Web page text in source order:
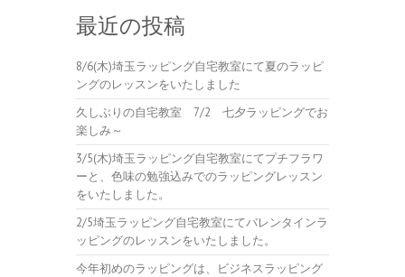
最近の投稿
8/6(木)埼玉ラッピング自宅教室にて夏のラッピ
ングのレッスンをいたしました
久しぶりの自宅教室 7/2 七夕ラッピングでお
楽しみ～
3/5(木)埼玉ラッピング自宅教室にてプチフラワ
ーと、色味の勉強込みでのラッピングレッスン
をいたしました。
2/5埼玉ラッピング自宅教室にてバレンタインラ
ッピングのレッスンをいたしました。
今年初めのラッピングは、ビジネスラッピング